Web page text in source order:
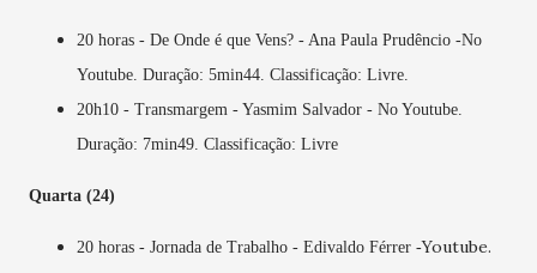
20 horas - De Onde é que Vens? - Ana Paula Prudêncio -No
Youtube. Duração: 5min44. Classificação: Livre.
20h10 - Transmargem - Yasmim Salvador - No Youtube.
Duração: 7min49. Classificação: Livre
Quarta (24)
20 horas - Jornada de Trabalho - Edivaldo Férrer -Youtube.